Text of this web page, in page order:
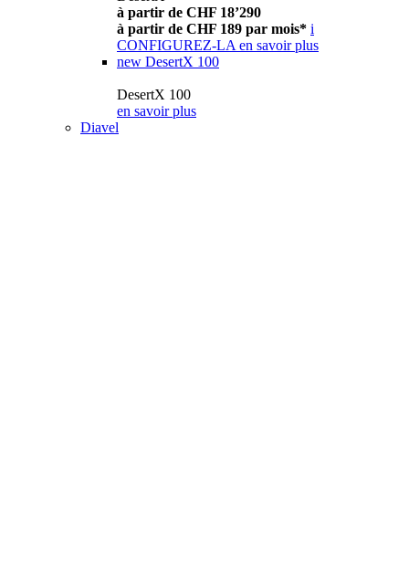
à partir de CHF 18’290
à partir de CHF 189 par mois* i
CONFIGUREZ-LA en savoir plus
new DesertX 100
DesertX 100
en savoir plus
Diavel